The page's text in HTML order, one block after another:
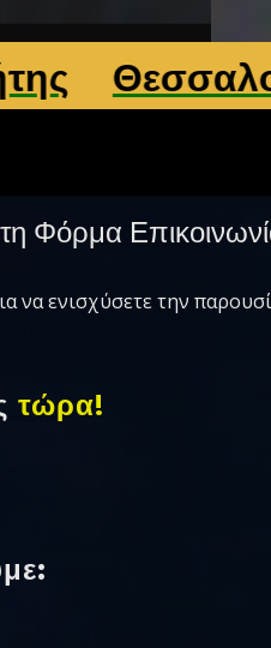
Θεσσαλονίκη
Φόρμα
να ενισχύσετε την
τώρα!